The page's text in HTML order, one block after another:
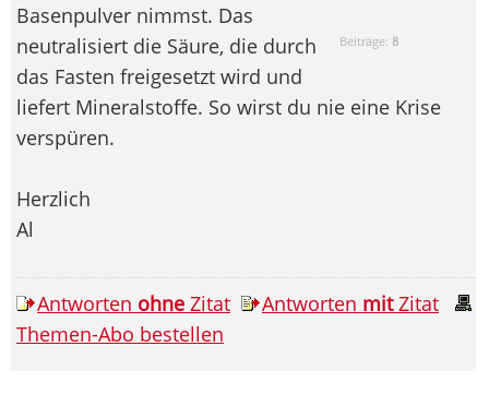
Beiträge:8
Basenpulver nimmst. Das
neutralisiert die Säure, die durch
das Fasten freigesetzt wird und
liefert Mineralstoffe. So wirst du nie eine Krise
verspüren.
Herzlich
Al
Antworten ohne Zitat Antworten mitZitat
Themen-Abo bestellen